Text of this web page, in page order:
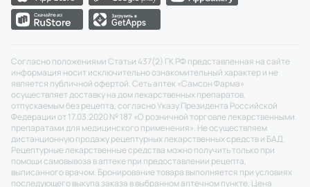
Согласно положениями Статьи 437(2) ГК РФ представленная на сайте
информация носит исключительно ознакомительный характер и не
является публичной офертой. Сеть аптек «Самсон Фарма»
осуществляет доставку на дом лекарственных препаратов,
отпускаемым без рецепта, согласно Указу Президента Российской
Федерации от 17.03.2020 № 187 «О розничной торговле лекарственными
препаратами для медицинского применения». Не осуществляем
дистанционную продажу рецептурных лекарственных средств и БАД.
Рецептурные лекарственные средства можно получить только при
помощи самовывоза в аптеке при предоставлении рецепта,
выписанного врачом. Бронирование товара выполняется при условиях
последующего выкупа заказа в выбранном аптечном пункте. Цена